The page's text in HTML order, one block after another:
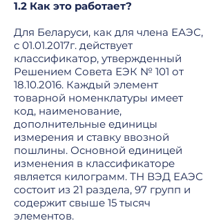
1.2 Как это работает?
Для Беларуси, как для члена ЕАЭС,
с 01.01.2017г. действует
классификатор, утвержденный
Решением Совета ЕЭК № 101 от
18.10.2016. Каждый элемент
товарной номенклатуры имеет
код, наименование,
дополнительные единицы
измерения и ставку ввозной
пошлины. Основной единицей
изменения в классификаторе
является килограмм. ТН ВЭД ЕАЭС
состоит из 21 раздела, 97 групп и
содержит свыше 15 тысяч
элементов.